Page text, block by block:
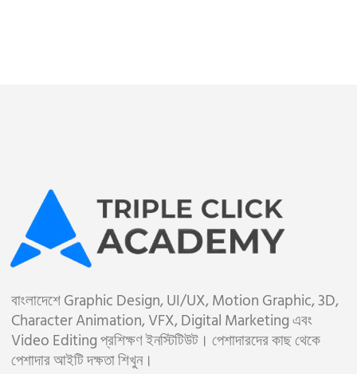
বাংলাদেশে Graphic Design, UI/UX, Motion Graphic, 3D,
Character Animation, VFX, Digital Marketing এবং
Video Editing প্রশিক্ষণ ইনস্টিটিউট। পেশাদারদের কাছ থেকে
পেশাদার আইটি দক্ষতা শিখুন।